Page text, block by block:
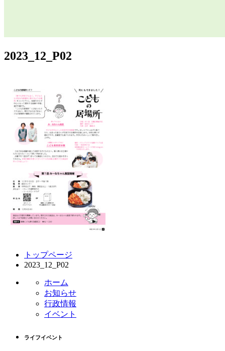
2023_12_P02
トップページ
2023_12_P02
ホーム
お知らせ
行政情報
イベント
ライフイベント